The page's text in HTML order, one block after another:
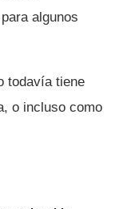
algunos
todaví­a tiene
o incluso como